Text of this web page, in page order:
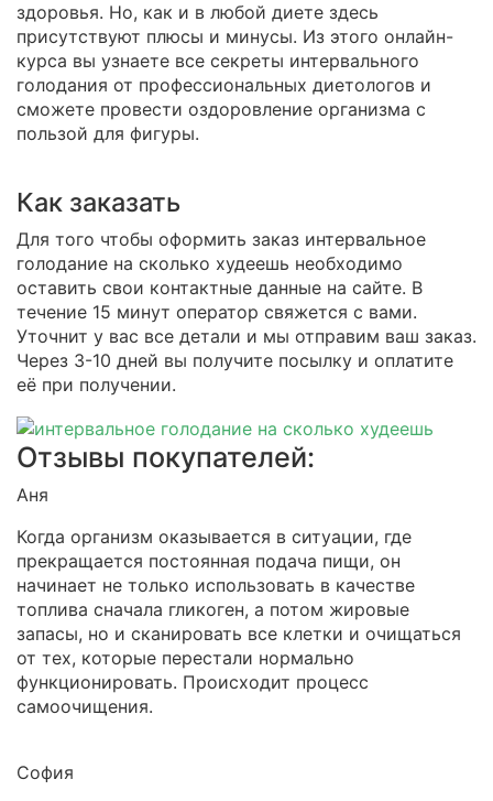
здоровья. Но, как и в любой диете здесь
присутствуют плюсы и минусы. Из этого онлайн-
курса вы узнаете все секреты интервального
голодания от профессиональных диетологов и
сможете провести оздоровление организма с
пользой для фигуры.
Как заказать
Для того чтобы оформить заказ интервальное
голодание на сколько худеешь необходимо
оставить свои контактные данные на сайте. В
течение 15 минут оператор свяжется с вами.
Уточнит у вас все детали и мы отправим ваш заказ.
Через 3-10 дней вы получите посылку и оплатите
её при получении.
Отзывы покупателей:
Аня
Когда организм оказывается в ситуации, где
прекращается постоянная подача пищи, он
начинает не только использовать в качестве
топлива сначала гликоген, а потом жировые
запасы, но и сканировать все клетки и очищаться
от тех, которые перестали нормально
функционировать. Происходит процесс
самоочищения.
София